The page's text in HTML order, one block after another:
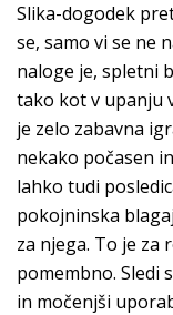
Slika-dogodek
se, samo vi se ne
naloge je, spletni
tako kot v upanju
je zelo zabavna
nekako počasen
lahko tudi
pokojninska
za njega. To je za
pomembno. Sledi
in močenjši